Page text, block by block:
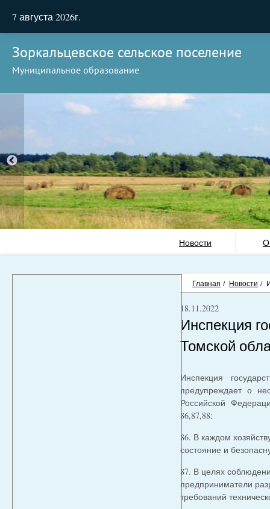
7 августа 2026г.
Зоркальцевское сельское поселение
Муниципальное образование
Новости
Главная / Новости /
18.11.2022
Инспекция
Томской
Инспекция
предупреждает о
Российской
86,87,88:
86. В каждом
состояние и
87. В целях
предприниматели
требований